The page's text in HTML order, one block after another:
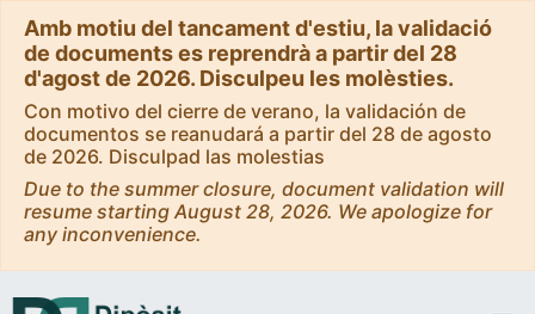
Amb motiu del tancament d'estiu, la validació
de documents es reprendrà a partir del 28
d'agost de 2026. Disculpeu les molèsties.
Con motivo del cierre de verano, la validación de
documentos se reanudará a partir del 28 de agosto
de 2026. Disculpad las molestias
Due to the summer closure, document validation will
resume starting August 28, 2026. We apologize for
any inconvenience.